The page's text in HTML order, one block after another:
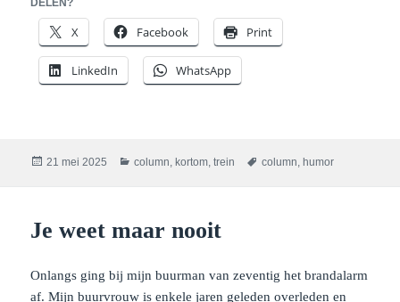
X Facebook Print
LinkedIn WhatsApp
Geplaatst
21 mei 2025 Categorieën
column, kortom,trein Tags
column, humor
Je weet maar nooit
Onlangs ging bij mijn buurman van zeventig het brandalarm
af. Mijn buurvrouw is enkele jaren geleden overleden en